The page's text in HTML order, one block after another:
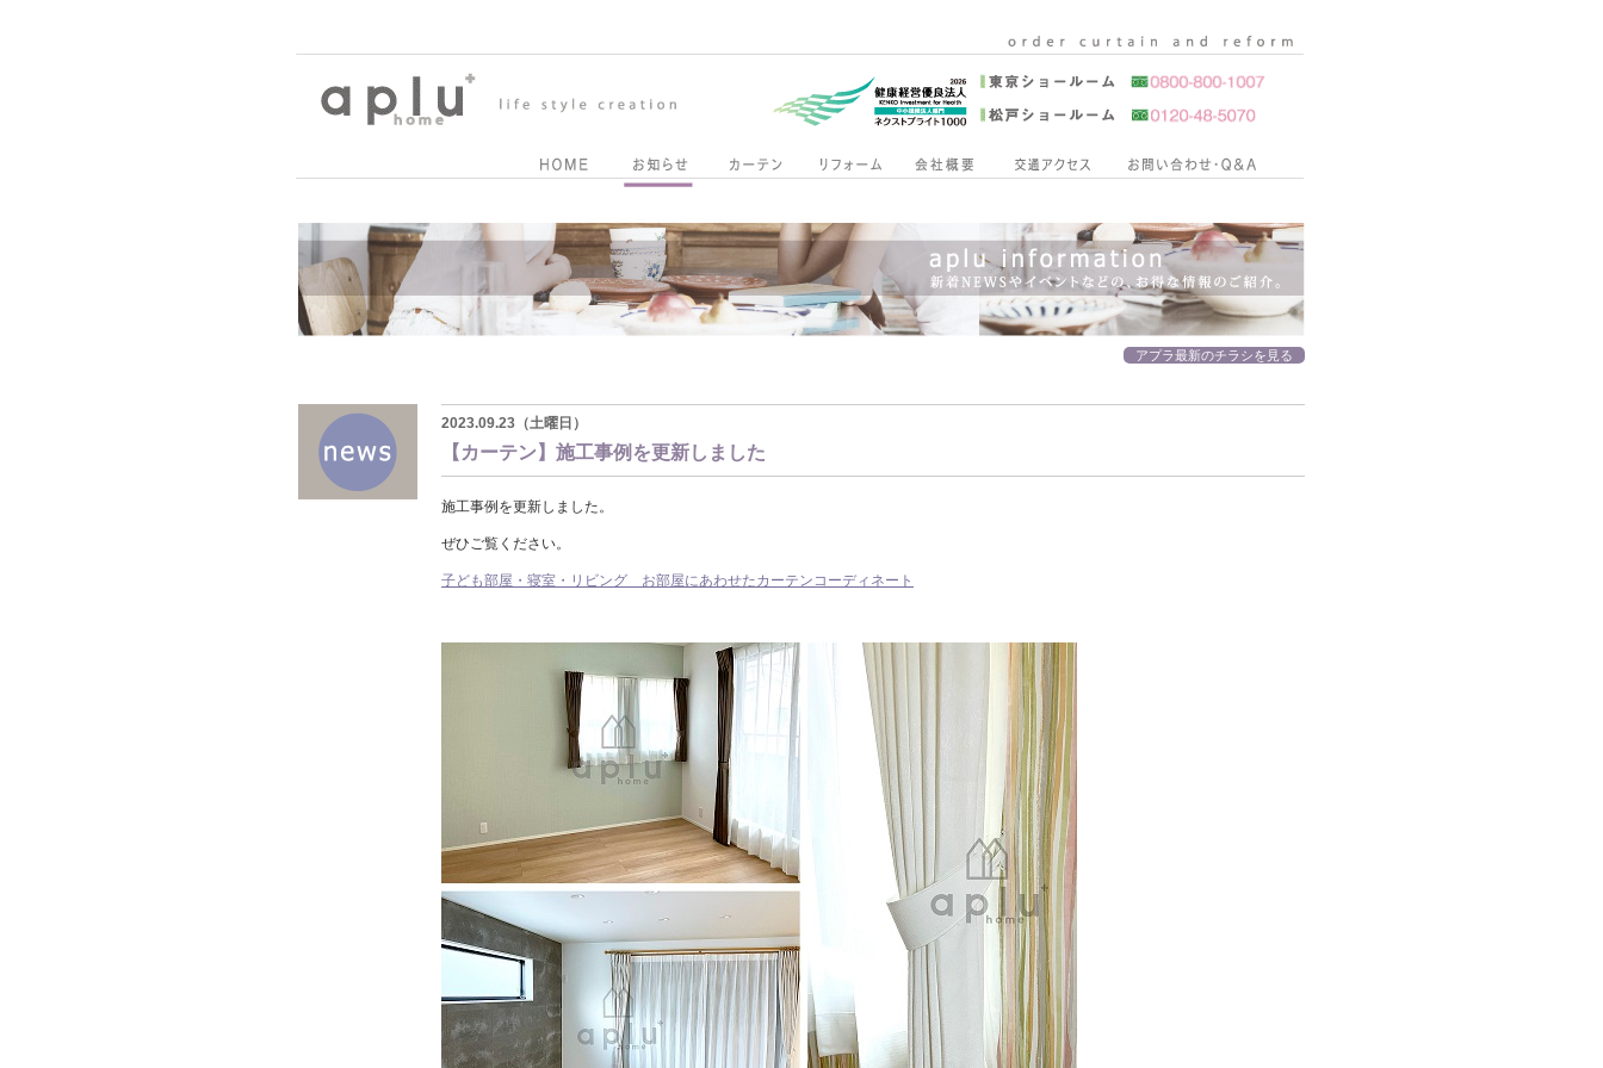
アプラ最新のチラシを見る
2023.09.23（土曜日）
【カーテン】施工事例を更新しました
施工事例を更新しました。
ぜひご覧ください。
子ども部屋・寝室・リビング お部屋にあわせたカーテンコーディネート